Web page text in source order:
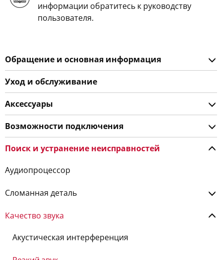
информации обратитесь к руководству
пользователя.
Обращение и основная информация
Уход и обслуживание
Аксессуары
Возможности подключения
Поиск и устранение неисправностей
Аудиопроцессор
Сломанная деталь
Качество звука
Акустическая интерференция